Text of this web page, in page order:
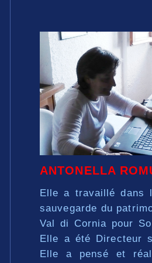
ANTONELLA
Elle a travaillé dans
sauvegarde du
Val di Cornia pour
Elle a été Directeur
Elle a pensé et